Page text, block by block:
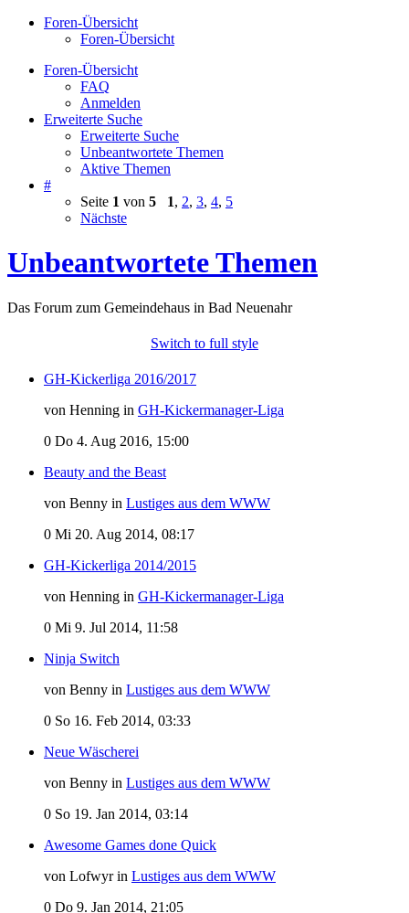
Foren-Übersicht
Foren-Übersicht
Foren-Übersicht
FAQ
Anmelden
Erweiterte Suche
Erweiterte Suche
Unbeantwortete Themen
Aktive Themen
#
Seite 1 von 5 1, 2, 3, 4, 5
Nächste
Unbeantwortete Themen
Das Forum zum Gemeindehaus in Bad Neuenahr
Switch to full style
GH-Kickerliga 2016/2017
von Henning in GH-Kickermanager-Liga
0 Do 4. Aug 2016, 15:00
Beauty and the Beast
von Benny in Lustiges aus dem WWW
0 Mi 20. Aug 2014, 08:17
GH-Kickerliga 2014/2015
von Henning in GH-Kickermanager-Liga
0 Mi 9. Jul 2014, 11:58
Ninja Switch
von Benny in Lustiges aus dem WWW
0 So 16. Feb 2014, 03:33
Neue Wäscherei
von Benny in Lustiges aus dem WWW
0 So 19. Jan 2014, 03:14
Awesome Games done Quick
von Lofwyr in Lustiges aus dem WWW
0 Do 9. Jan 2014, 21:05